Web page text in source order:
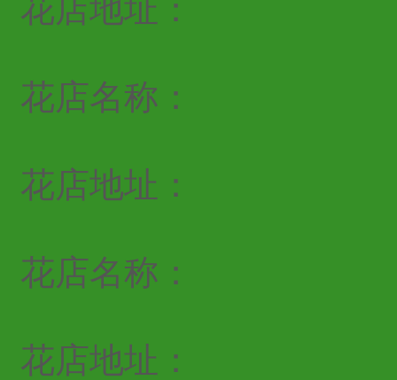
花店地址：
花店名称：
花店地址：
花店名称：
花店地址：